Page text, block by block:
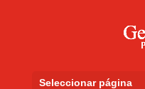
Seleccionar página